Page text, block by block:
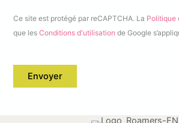
Ce site est protégé par reCAPTCHA. La Politique
que lesConditions d'utilisation de Google
Envoyer